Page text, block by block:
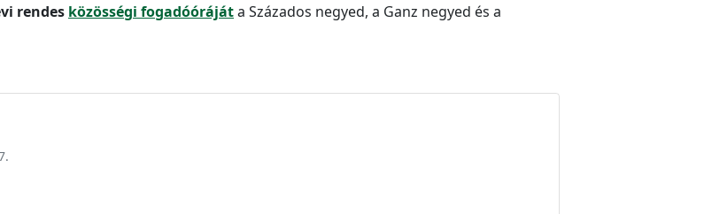
rendes közösségi fogadóórájáta Százados negyed, a Ganz negyed és a